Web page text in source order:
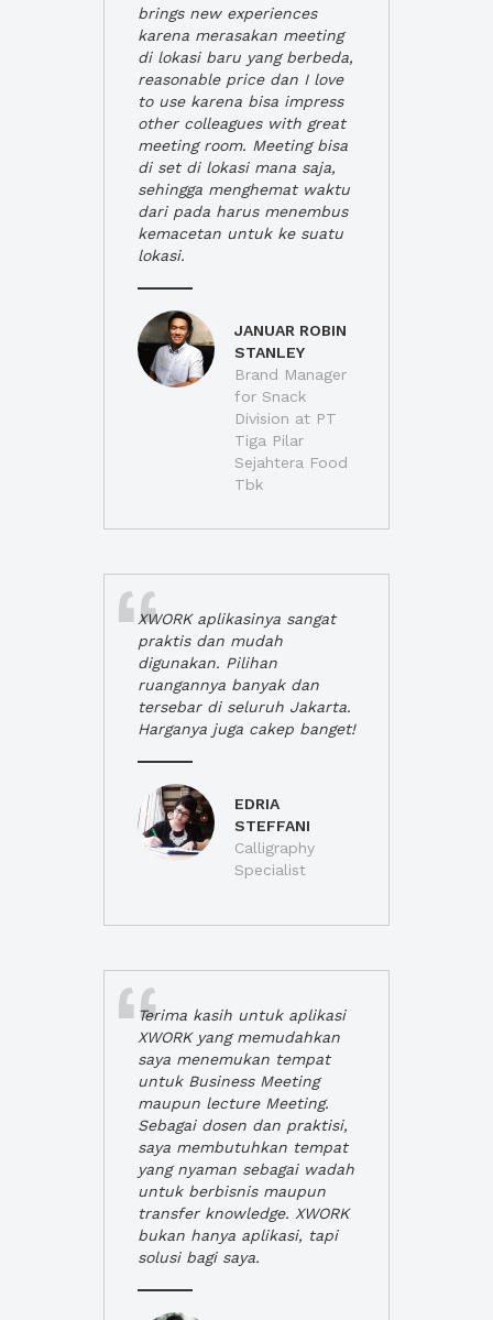
brings new experiences
karena merasakan meeting
di lokasi baru yang berbeda,
reasonable price dan I love
to use karena bisa impress
other colleagues with great
meeting room. Meeting bisa
di set di lokasi mana saja,
sehingga menghemat waktu
dari pada harus menembus
kemacetan untuk ke suatu
lokasi.
JANUAR ROBIN
STANLEY
Brand Manager
for Snack
Division at PT
Tiga Pilar
Sejahtera Food
Tbk
XWORK aplikasinya sangat
praktis dan mudah
digunakan. Pilihan
ruangannya banyak dan
tersebar di seluruh Jakarta.
Harganya juga cakep banget!
EDRIA
STEFFANI
Calligraphy
Specialist
Terima kasih untuk aplikasi
XWORK yang memudahkan
saya menemukan tempat
untuk Business Meeting
maupun lecture Meeting.
Sebagai dosen dan praktisi,
saya membutuhkan tempat
yang nyaman sebagai wadah
untuk berbisnis maupun
transfer knowledge. XWORK
bukan hanya aplikasi, tapi
solusi bagi saya.